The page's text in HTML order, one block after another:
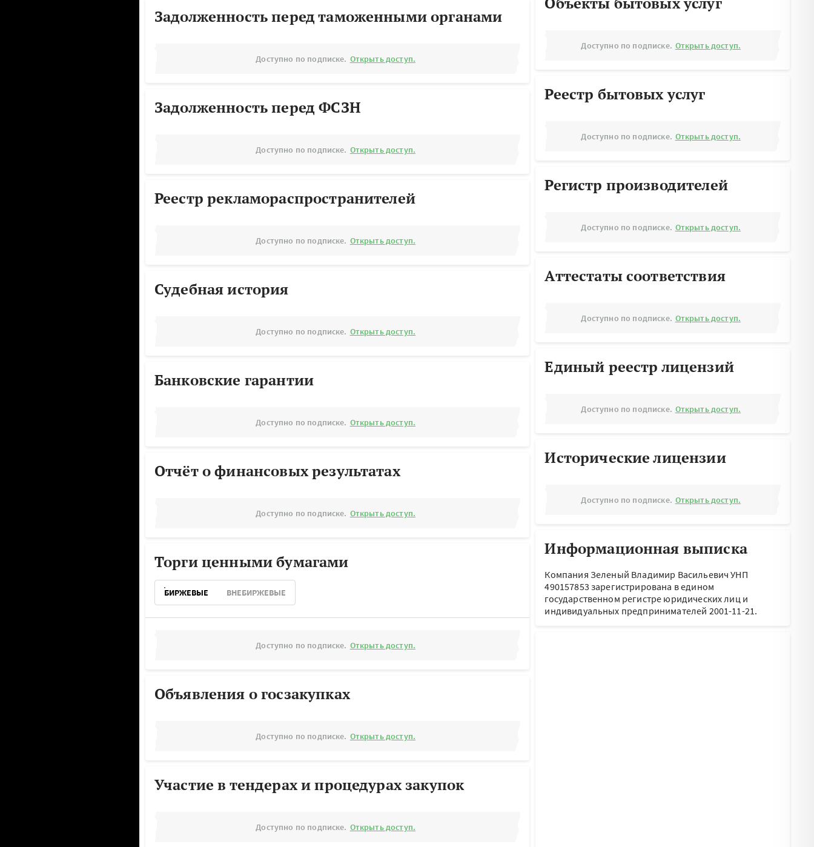
Задолженность перед таможенными органами
Доступно по подписке. Открыть доступ.
Задолженность перед ФСЗН
Доступно по подписке. Открыть доступ.
Реестр рекламораспространителей
Доступно по подписке. Открыть доступ.
Судебная история
Доступно по подписке. Открыть доступ.
Банковские гарантии
Доступно по подписке. Открыть доступ.
Отчёт о финансовых результатах
Доступно по подписке. Открыть доступ.
Торги ценными бумагами
БИРЖЕВЫЕ ВНЕБИРЖЕВЫЕ
Доступно по подписке. Открыть доступ.
Объявления о госзакупках
Доступно по подписке. Открыть доступ.
Участие в тендерах и процедурах закупок
Доступно по подписке. Открыть доступ.
Доступно по подписке. Открыть доступ.
Реестр бытовых услуг
Доступно по подписке. Открыть доступ.
Регистр производителей
Доступно по подписке. Открыть доступ.
Аттестаты соответствия
Доступно по подписке. Открыть доступ.
Единый реестр лицензий
Доступно по подписке. Открыть доступ.
Исторические лицензии
Доступно по подписке. Открыть доступ.
Информационная выписка
Компания Зеленый Владимир Васильевич УНП
490157853 зарегистрирована в едином
государственном регистре юридических лиц и
индивидуальных предпринимателей 2001-11-21.